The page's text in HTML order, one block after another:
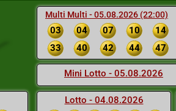
Multi Multi - 05.08.2026 (22:00)
03 04 07 10 14
33
40 42 44 47
Mini Lotto - 05.08.2026
Lotto - 04.08.2026